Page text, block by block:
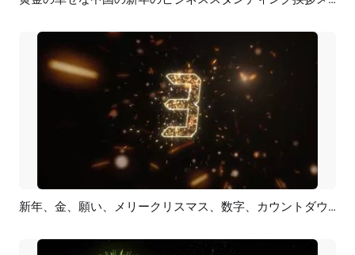
プレビュー カスタマイズ 新年、金、願い、メリークリスマス、数字、カウントダウン